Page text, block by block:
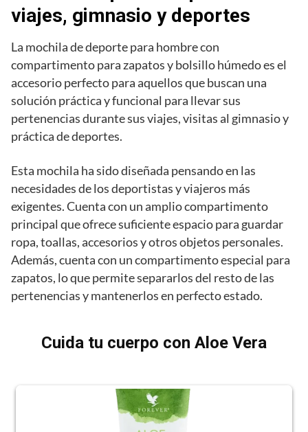
viajes, gimnasio y deportes
La mochila de deporte para hombre con
compartimento para zapatos y bolsillo húmedo es el
accesorio perfecto para aquellos que buscan una
solución práctica y funcional para llevar sus
pertenencias durante sus viajes, visitas al gimnasio y
práctica de deportes.
Esta mochila ha sido diseñada pensando en las
necesidades de los deportistas y viajeros más
exigentes. Cuenta con un amplio compartimento
principal que ofrece suficiente espacio para guardar
ropa, toallas, accesorios y otros objetos personales.
Además, cuenta con un compartimento especial para
zapatos, lo que permite separarlos del resto de las
pertenencias y mantenerlos en perfecto estado.
Cuida tu cuerpo con Aloe Vera